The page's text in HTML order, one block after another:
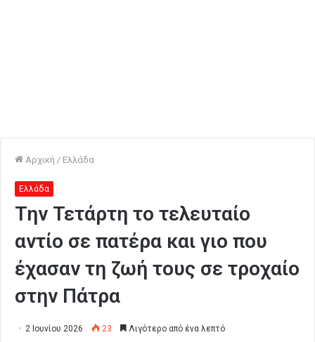
Αρχική / Ελλάδα
Ελλάδα
Την Τετάρτη το τελευταίο
αντίο σε πατέρα και γιο που
έχασαν τη ζωή τους σε τροχαίο
στην Πάτρα
2 Ιουνίου 2026 23 Λιγότερο από ένα λεπτό